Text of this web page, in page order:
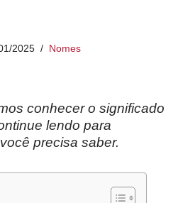
2025 Nomes
conhecer o significado
lendo para
precisa saber.